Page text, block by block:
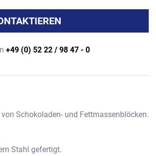
+49 (0) 52 22 / 98 47 - 0
Schokoladen- und Fettmassenblöcken.
Stahl gefertigt.